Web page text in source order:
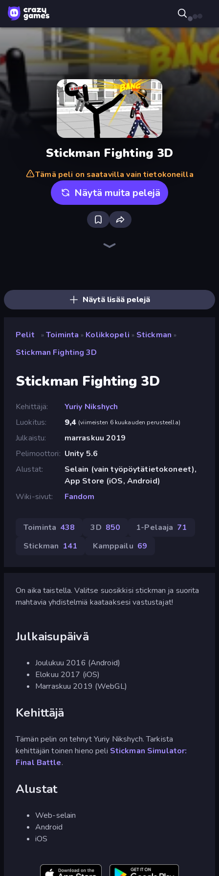
Stickman Fighting 3D
Tämä peli on saatavilla vain tietokoneilla
Näytä muita pelejä
Näytä lisää pelejä
Pelit » Toiminta » Kolikkopeli » Stickman »
Stickman Fighting 3D
Stickman Fighting 3D
Kehittäjä
Yuriy Nikshych
Luokitus
9,4 (viimeisten 6 kuukauden perusteella)
Julkaistu
marraskuu 2019
Pelimoottori
Unity 5.6
Alustat
Selain (vain työpöytätietokoneet),
App Store (iOS, Android)
Wiki-sivut
Fandom
Toiminta 438 3D 850 1-Pelaaja 71
Stickman 141 Kamppailu 69
On aika taistella. Valitse suosikkisi stickman ja suorita
mahtavia yhdistelmiä kaataaksesi vastustajat!
Julkaisupäivä
Joulukuu 2016 (Android)
Elokuu 2017 (iOS)
Marraskuu 2019 (WebGL)
Kehittäjä
Tämän pelin on tehnyt Yuriy Nikshych. Tarkista
kehittäjän toinen hieno peli Stickman Simulator:
Final Battle.
Alustat
Web-selain
Android
iOS